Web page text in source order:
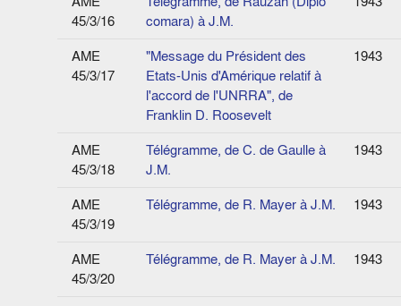
45/3/16
comara) à J.M.
AME
45/3/17
"Message du Président des
Etats-Unis d'Amérique relatif à
l'accord de l'UNRRA", de
Franklin D. Roosevelt
1943
AME
45/3/18
Télégramme, de C. de Gaulle à
J.M.
1943
AME
45/3/19
Télégramme, de R. Mayer à J.M. 1943
AME
45/3/20
Télégramme, de R. Mayer à J.M. 1943